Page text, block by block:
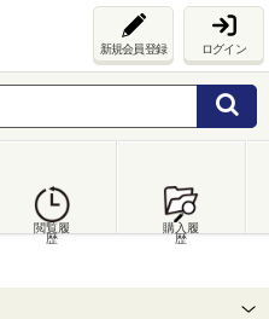
新規会員登録 ログイン
閲覧履
歴
購入履
歴